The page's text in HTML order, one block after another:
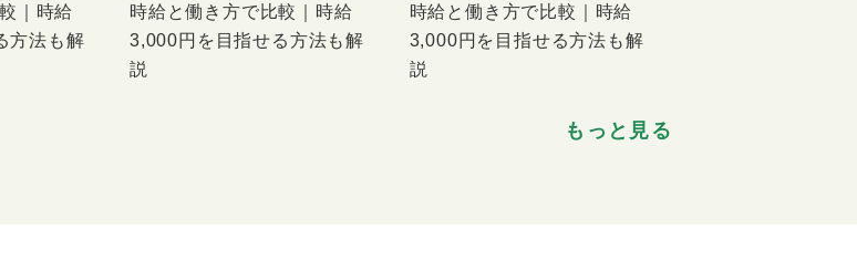
｜時給
方法も解
時給と働き方で比較｜時給
3,000円を目指せる方法も解
説
時給と働き方で比較｜時給
3,000円を目指せる方法も解
説
もっと見る